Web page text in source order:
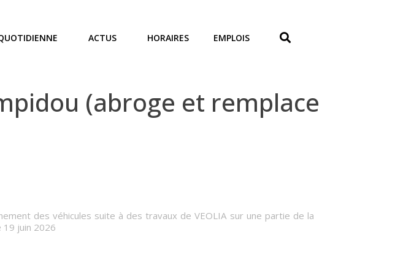
ACTUS HORAIRES EMPLOIS
(abroge et remplace
des véhicules suite à des travaux de VEOLIA sur une partie de la
juin 2026